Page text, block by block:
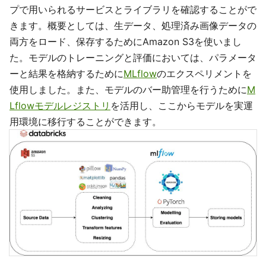
プで用いられるサービスとライブラリを確認することがで
きます。概要としては、生データ、処理済み画像データの
両方をロード、保存するためにAmazon S3を使いまし
た。モデルのトレーニングと評価においては、パラメータ
ーと結果を格納するためにMLflowのエクスペリメントを
使用しました。また、モデルのバー助管理を行うためにM
Lflowモデルレジストリ を活用し、ここからモデルを実運
用環境に移行することができます。